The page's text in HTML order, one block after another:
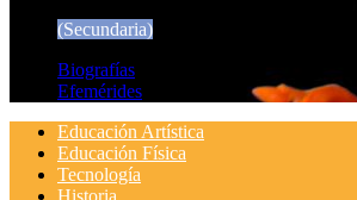
(Secundaria)
Biografías
Efemérides
Educación Artística
Educación Física
Tecnología
Historia